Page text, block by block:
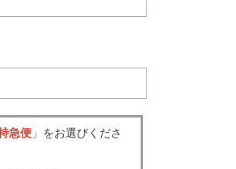
急便 」をお選びくださ